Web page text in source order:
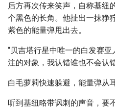
后方再次传来笑声，自称基纽
个黑色的长角。他扯出一抹狰
紫色的能量弹甩出去。
“贝吉塔行星中唯一的白发赛
注的对象，我认错谁也不会认
白毛萝莉快速躲避，能量弹从
听到基纽略带讽刺的声音，要